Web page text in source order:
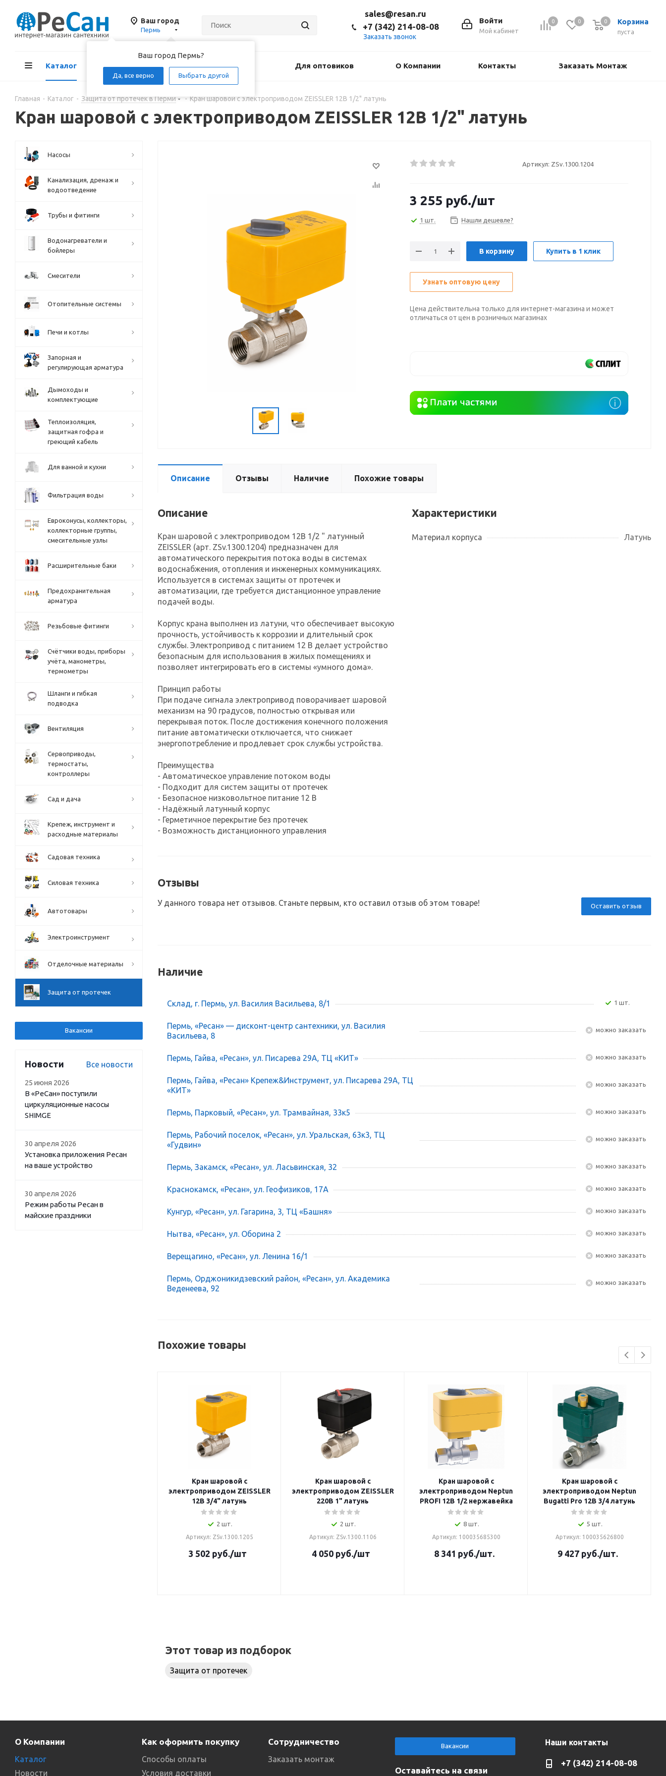
Ваш город
Пермь
Ваш город Пермь?
Да, все верно Выбрать другой
0 0 Корзина
пуста
0
Войти
Мой кабинет
sales@resan.ru
+7 (342) 214-08-08
Заказать звонок
Каталог Акции Доставка Для оптовиков О Компании Контакты Заказать Монтаж
Главная - Каталог - Защита от протечек в Перми - Кран шаровой с электроприводом ZEISSLER 12В 1/2" латунь
Кран шаровой с электроприводом ZEISSLER 12В 1/2" латунь
Артикул: ZSv.1300.1204
3 255 руб./шт
1 шт. Нашли дешевле?
В корзину Купить в 1 клик
Узнать оптовую цену
Цена действительна только для интернет-магазина и может
отличаться от цен в розничных магазинах
Описание Отзывы Наличие Похожие товары
Описание
Кран шаровой с электроприводом 12В 1/2 " латунный
ZEISSLER (арт. ZSv.1300.1204) предназначен для
автоматического перекрытия потока воды в системах
водоснабжения, отопления и инженерных коммуникациях.
Используется в системах защиты от протечек и
автоматизации, где требуется дистанционное управление
подачей воды.
Корпус крана выполнен из латуни, что обеспечивает высокую
прочность, устойчивость к коррозии и длительный срок
службы. Электропривод с питанием 12 В делает устройство
безопасным для использования в жилых помещениях и
позволяет интегрировать его в системы «умного дома».
Принцип работы
При подаче сигнала электропривод поворачивает шаровой
механизм на 90 градусов, полностью открывая или
перекрывая поток. После достижения конечного положения
питание автоматически отключается, что снижает
энергопотребление и продлевает срок службы устройства.
Преимущества
- Автоматическое управление потоком воды
- Подходит для систем защиты от протечек
- Безопасное низковольтное питание 12 В
- Надёжный латунный корпус
- Герметичное перекрытие без протечек
- Возможность дистанционного управления
Характеристики
Материал корпуса Латунь
Отзывы
Оставить отзыв
У данного товара нет отзывов. Станьте первым, кто оставил отзыв об этом товаре!
Наличие
Склад, г. Пермь, ул. Василия Васильева, 8/1 1 шт.
Пермь, «Ресан» — дисконт-центр сантехники, ул. Василия
Васильева, 8
Можно заказать
Пермь, Гайва, «Ресан», ул. Писарева 29А, ТЦ «КИТ» Можно заказать
Пермь, Гайва, «Ресан» Крепеж&Инструмент, ул. Писарева 29А, ТЦ
«КИТ»
Можно заказать
Пермь, Парковый, «Ресан», ул. Трамвайная, 33к5 Можно заказать
Пермь, Рабочий поселок, «Ресан», ул. Уральская, 63к3, ТЦ
«Гудвин»
Можно заказать
Пермь, Закамск, «Ресан», ул. Ласьвинская, 32 Можно заказать
Краснокамск, «Ресан», ул. Геофизиков, 17А Можно заказать
Кунгур, «Ресан», ул. Гагарина, 3, ТЦ «Башня» Можно заказать
Нытва, «Ресан», ул. Оборина 2 Можно заказать
Верещагино, «Ресан», ул. Ленина 16/1 Можно заказать
Пермь, Орджоникидзевский район, «Ресан», ул. Академика
Веденеева, 92
Можно заказать
Похожие товары
Кран шаровой с
электроприводом ZEISSLER
12В 3/4" латунь
2 шт.
Артикул: ZSv.1300.1205
3 502 руб./шт
Кран шаровой с
электроприводом ZEISSLER
220В 1" латунь
2 шт.
Артикул: ZSv.1300.1106
4 050 руб./шт
Кран шаровой с
электроприводом Neptun
PROFI 12В 1/2 нержавейка
8 шт.
Артикул: 100035685300
8 341 руб./шт.
Кран шаровой с
электроприводом Neptun
Bugatti Pro 12В 3/4 латунь
5 шт.
Артикул: 100035626800
9 427 руб./шт.
Этот товар из подборок
Защита от протечек
Насосы
Канализация, дренаж и
водоотведение
Трубы и фитинги
Водонагреватели и
бойлеры
Смесители
Отопительные системы
Печи и котлы
Запорная и
регулирующая арматура
Дымоходы и
комплектующие
Теплоизоляция,
защитная гофра и
греющий кабель
Для ванной и кухни
Фильтрация воды
Евроконусы, коллекторы,
коллекторные группы,
смесительные узлы
Расширительные баки
Предохранительная
арматура
Резьбовые фитинги
Счётчики воды, приборы
учёта, манометры,
термометры
Шланги и гибкая
подводка
Вентиляция
Сервоприводы,
термостаты,
контроллеры
Сад и дача
Крепеж, инструмент и
расходные материалы
Садовая техника
Силовая техника
Автотовары
Электроинструмент
Отделочные материалы
Защита от протечек
Вакансии
Новости Все новости
25 июня 2026
В «РеСан» поступили
циркуляционные насосы
SHIMGE
30 апреля 2026
Установка приложения Ресан
на ваше устройство
30 апреля 2026
Режим работы Ресан в
майские праздники
О Компании
Каталог
Новости
Как оформить покупку
Способы оплаты
Условия доставки
Сотрудничество
Заказать монтаж
Вакансии
Оставайтесь на связи
Наши контакты
+7 (342) 214-08-08